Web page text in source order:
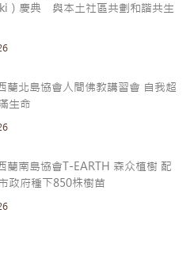
）慶典 與本土社區共劃和諧共生
蘭北島協會人間佛教講習會 自我超
生命
蘭南島協會T-EARTH 森众植樹 配
政府種下850株樹苗